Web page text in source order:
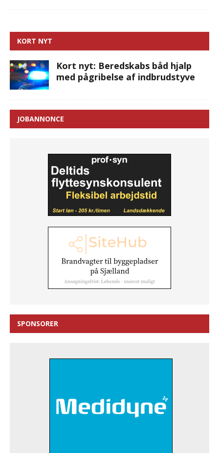
KORT NYT
Kort nyt: Beredskabs båd hjalp
med pågribelse af indbrudstyve
JOBANNONCE
SPONSORER